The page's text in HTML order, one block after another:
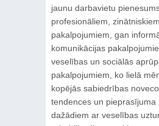
jaunu darbavietu
profesionāliem,
pakalpojumiem, gan
komunikācijas
veselības un sociālās
pakalpojumiem, ko lielā
kopējās sabiedrības
tendences un pieprasījuma
dažādiem ar veselības